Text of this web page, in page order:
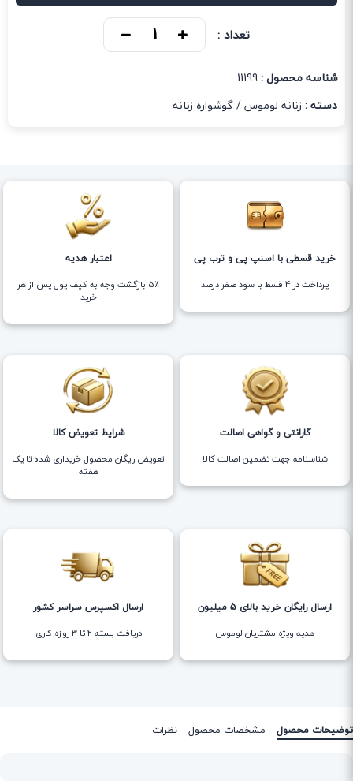
تعداد :
شناسه محصول :11199
دسته :زنانه لوموس/گوشواره زنانه
خرید قسطی با اسنپ پی و ترب پی
پرداخت در 4 قسط با سود صفر درصد
اعتبار هدیه
5٪ بازگشت وجه به کیف پول پس از هر
خرید
گارانتی و گواهی اصالت
شناسنامه جهت تضمین اصالت کالا
شرایط تعویض کالا
تعویض رایگان محصول خریداری شده تا یک
هفته
ارسال رایگان خرید بالای 5 میلیون
هدیه ویژه مشتریان لوموس
ارسال اکسپرس سراسر کشور
دریافت بسته ۲ تا ۳ روزه کاری
توضیحات محصول مشخصات محصول نظرات